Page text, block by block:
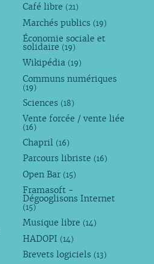
Café libre (21)
Marchés publics (19)
Économie sociale et
solidaire (19)
Wikipédia (19)
Communs numériques
(19)
Sciences (18)
Vente forcée / vente liée
(16)
Chapril (16)
Parcours libriste (16)
Open Bar (15)
Framasoft -
Dégooglisons Internet
(15)
Musique libre (14)
HADOPI (14)
Brevets logiciels (13)